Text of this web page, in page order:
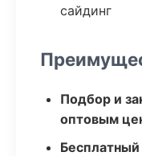
сайдинг
Подбор и
оптовым